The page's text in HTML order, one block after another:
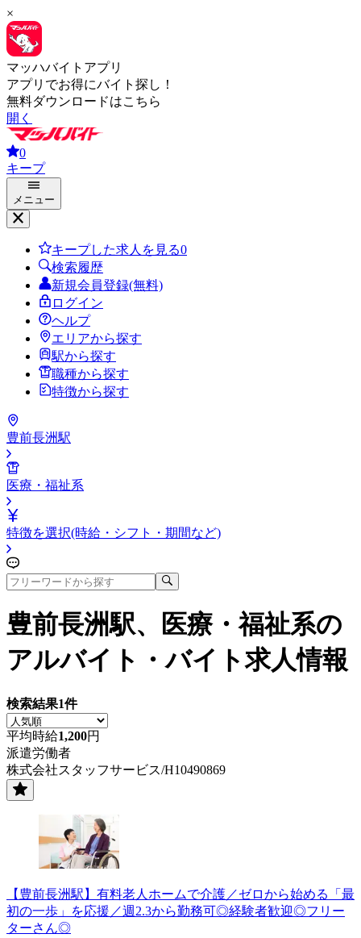
×
マッハバイトアプリ
アプリでお得にバイト探し！
無料ダウンロードはこちら
開く
0
キープ
メニュー
キープした求人を見る0
検索履歴
新規会員登録(無料)
ログイン
ヘルプ
エリアから探す
駅から探す
職種から探す
特徴から探す
豊前長洲駅
医療・福祉系
特徴を選択(時給・シフト・期間など)
豊前長洲駅、医療・福祉系の
アルバイト・バイト求人情報
検索結果1件
平均時給1,200円
派遣労働者
株式会社スタッフサービス/H10490869
【豊前長洲駅】有料老人ホームで介護／ゼロから始める「最
初の一歩」を応援／週2.3から勤務可◎経験者歓迎◎フリー
ターさん◎